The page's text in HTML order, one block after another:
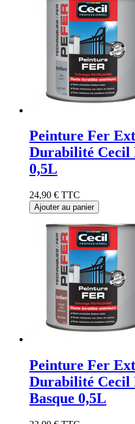
Peinture Fer
Durabilité Cecil
0,5L
24,90 € TTC
Ajouter au panier
Peinture Fer
Durabilité Cecil
Basque 0,5L